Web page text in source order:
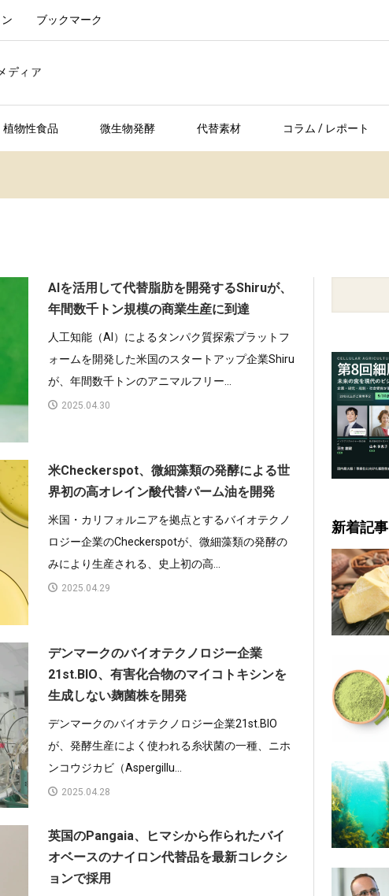
ブックマーク
植物性食品 微生物発酵 代替素材 コラム / レポート
AIを活用して代替脂肪を開発するShiruが、
年間数千トン規模の商業生産に到達
人工知能（AI）によるタンパク質探索プラットフ
ォームを開発した米国のスタートアップ企業Shiru
が、年間数千トンのアニマルフリー...
2025.04.30
米Checkerspot、微細藻類の発酵による世
界初の高オレイン酸代替パーム油を開発
米国・カリフォルニアを拠点とするバイオテクノ
ロジー企業のCheckerspotが、微細藻類の発酵の
みにより生産される、史上初の高...
2025.04.29
デンマークのバイオテクノロジー企業
21st.BIO、有害化合物のマイコトキシンを
生成しない麹菌株を開発
デンマークのバイオテクノロジー企業21st.BIO
が、発酵生産によく使われる糸状菌の一種、ニホ
ンコウジカビ（Aspergillu...
2025.04.28
英国のPangaia、ヒマシから作られたバイ
オベースのナイロン代替品を最新コレクシ
ョンで採用
新着記事